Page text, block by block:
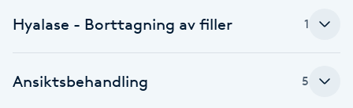
Friskvårdsmassage
Frisör
Hyalase - Borttagning av filler 1
Ansiktsbehandling 5